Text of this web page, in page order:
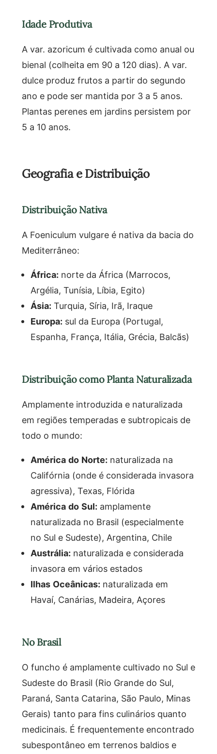
Idade Produtiva
A var. azoricum é cultivada como anual ou
bienal (colheita em 90 a 120 dias). A var.
dulce produz frutos a partir do segundo
ano e pode ser mantida por 3 a 5 anos.
Plantas perenes em jardins persistem por
5 a 10 anos.
Geografia e Distribuição
Distribuição Nativa
A Foeniculum vulgare é nativa da bacia do
Mediterrâneo:
África: norte da África (Marrocos,
Argélia, Tunísia, Líbia, Egito)
Ásia: Turquia, Síria, Irã, Iraque
Europa: sul da Europa (Portugal,
Espanha, França, Itália, Grécia, Balcãs)
Distribuição como Planta Naturalizada
Amplamente introduzida e naturalizada
em regiões temperadas e subtropicais de
todo o mundo:
América do Norte: naturalizada na
Califórnia (onde é considerada invasora
agressiva), Texas, Flórida
América do Sul: amplamente
naturalizada no Brasil (especialmente
no Sul e Sudeste), Argentina, Chile
Austrália: naturalizada e considerada
invasora em vários estados
Ilhas Oceânicas: naturalizada em
Havaí, Canárias, Madeira, Açores
No Brasil
O funcho é amplamente cultivado no Sul e
Sudeste do Brasil (Rio Grande do Sul,
Paraná, Santa Catarina, São Paulo, Minas
Gerais) tanto para fins culinários quanto
medicinais. É frequentemente encontrado
subespontâneo em terrenos baldios e